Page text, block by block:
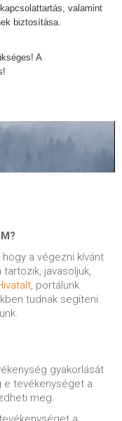
valamint
biztosítása.
A
a végezni kívánt
javasoljuk,
, portálunk
tudnak segíteni.
gyakorlását
e tevékenységet a
meg.